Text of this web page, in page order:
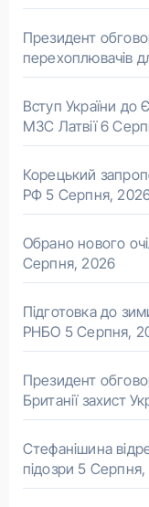
Президент
перехоплювачів
Вступ України до
МЗС Латвії 6
Корецький
РФ 5 Серпня,
Обрано нового
Серпня, 2026
Підготовка до
РНБО 5 Серпня,
Президент
Британії захист
Стефанішина
підозри 5 Серпня,